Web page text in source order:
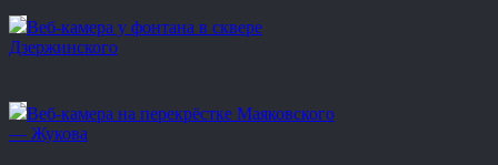
Веб-камера у фонтана в сквере
Дзержинского
Веб-камера на перекрёстке Маяковского
— Жукова